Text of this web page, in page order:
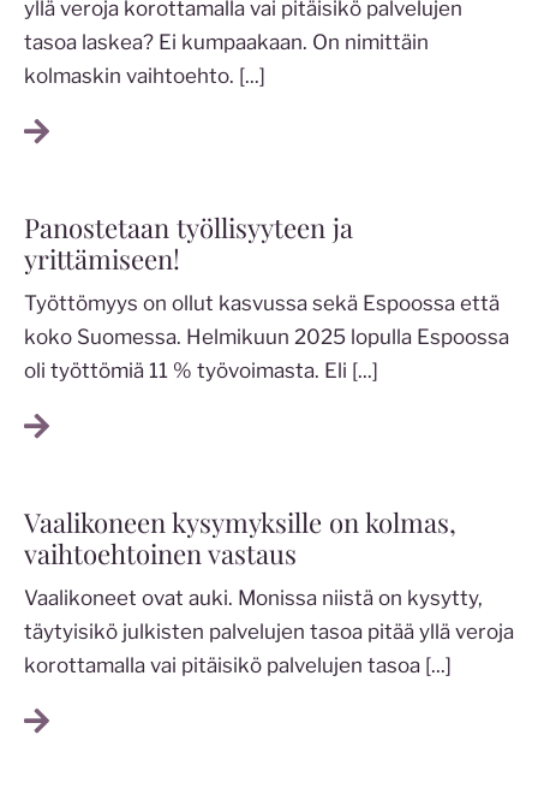
yllä veroja korottamalla vai pitäisikö palvelujen
tasoa laskea? Ei kumpaakaan. On nimittäin
kolmaskin vaihtoehto. [...]
Panostetaan työllisyyteen ja
yrittämiseen!
Työttömyys on ollut kasvussa sekä Espoossa että
koko Suomessa. Helmikuun 2025 lopulla Espoossa
oli työttömiä 11 % työvoimasta. Eli [...]
Vaalikoneen kysymyksille on kolmas,
vaihtoehtoinen vastaus
Vaalikoneet ovat auki. Monissa niistä on kysytty,
täytyisikö julkisten palvelujen tasoa pitää yllä veroja
korottamalla vai pitäisikö palvelujen tasoa [...]